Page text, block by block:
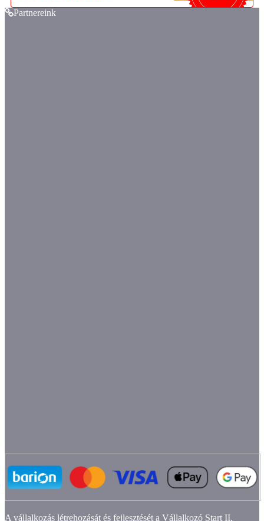
Partnereink
A vállalkozás létrehozását és fejlesztését a Vállalkozó Start II.